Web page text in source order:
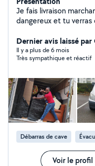
Je fais livraison
dangereux et tu
Dernier avis laissé
Il y a plus de 6 mois
Très sympathique et réactif
Débarras de cave
Voir le profil